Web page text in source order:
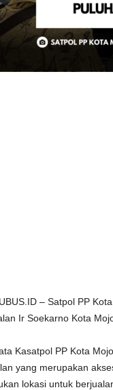
– Satpol PP
Ir Soekarno Kota
Kasatpol PP Kota
yang merupakan
lokasi untuk